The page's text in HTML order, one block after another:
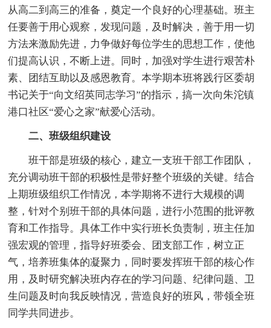
从高二到高三的准备，奠定一个良好的心理基础。班主
任要善于用心观察，发现问题，及时解决，善于用一切
方法来激励先进，力争做好每位学生的思想工作，使他
们提高认识，不断上进。同时，加强对学生进行艰苦朴
素、团结互助以及感恩教育。本学期本班将践行区委胡
书记关于“向文绍英同志学习”的指示，搞一次向朱沱镇
港口社区“爱心之家”献爱心活动。
二、班级组织建设
班干部是班级的核心，建立一支班干部工作团队，
充分调动班干部的积极性是带好整个班级的关键。结合
上期班级组织工作情况，本学期将不进行大规模的调
整，针对个别班干部的具体问题，进行小范围的批评教
育和工作指导。具体工作中实行班长负责制，班主任加
强宏观的管理，指导好班委会、团支部工作，树立正
气，培养班集体的凝聚力，同时要发挥班干部的核心作
用，及时研究解决班内存在的学习问题、纪律问题、卫
生问题及时向我反映情况，营造良好的班风，带领全班
同学共同进步。